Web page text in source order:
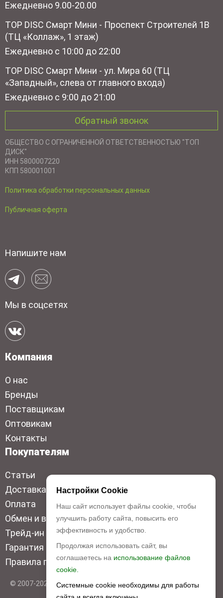
Ежедневно 9.00-20.00
TOP DISC Смарт Мини - Проспект Строителей 1В
(ТЦ «Коллаж», 1 этаж)
Ежедневно с 10:00 до 22:00
TOP DISC Смарт Мини - ул. Мира 60 (ТЦ
«Западный», слева от главного входа)
Ежедневно с 9:00 до 21:00
Обратный звонок
ОБЩЕСТВО С ОГРАНИЧЕННОЙ ОТВЕТСТВЕННОСТЬЮ "ТОП
ДИСК"
ИНН 5800007220
КПП 580001001
Политика обработки персональных данных
Публичная оферта
Напишите нам
Мы в соцсетях
Компания
О нас
Бренды
Поставщикам
Оптовикам
Контакты
Покупателям
Статьи
Доставка
Оплата
Обмен и возврат
Трейд-ин
Гарантия низкой цены
Правила продажи
© 2007-2026 Top Disc. Все права защищены
Настройки Cookie
Наш сайт использует файлы cookie, чтобы
улучшить работу сайта, повысить его
эффективность и удобство.
Продолжая использовать сайт, вы
соглашаетесь на использование файлов
cookie.
Системные cookie необходимы для работы